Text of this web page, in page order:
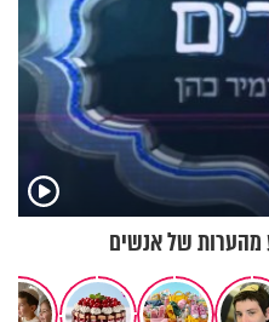
מהערות של אנשים